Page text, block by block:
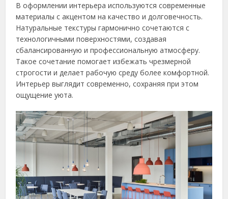
В оформлении интерьера используются современные
материалы с акцентом на качество и долговечность.
Натуральные текстуры гармонично сочетаются с
технологичными поверхностями, создавая
сбалансированную и профессиональную атмосферу.
Такое сочетание помогает избежать чрезмерной
строгости и делает рабочую среду более комфортной.
Интерьер выглядит современно, сохраняя при этом
ощущение уюта.